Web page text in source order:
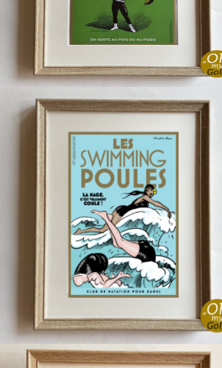
Affichette SWIMMING POULES
6,00 €